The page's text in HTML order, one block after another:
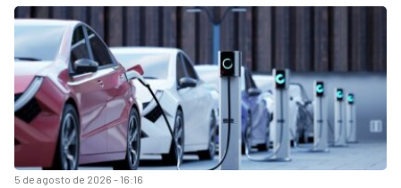
5 de agosto de 2026 - 16:16